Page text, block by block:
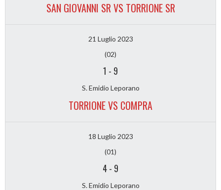
SAN GIOVANNI SR VS TORRIONE SR
21 Luglio 2023
(02)
1 - 9
S. Emidio Leporano
TORRIONE VS COMPRA
18 Luglio 2023
(01)
4- 9
S. Emidio Leporano